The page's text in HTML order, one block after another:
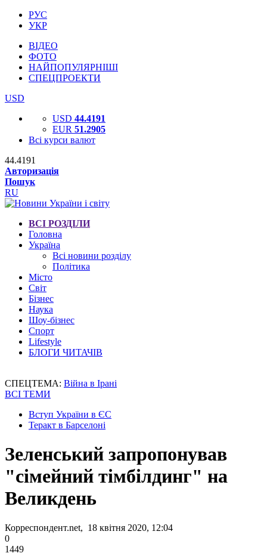
РУС
УКР
ВІДЕО
ФОТО
НАЙПОПУЛЯРНІШІ
СПЕЦПРОЕКТИ
USD
USD 44.4191
EUR 51.2905
Всі курси валют
44.4191
Авторизація
Пошук
RU
ВСІ РОЗДІЛИ
Головна
Україна
Всі новини розділу
Політика
Місто
Світ
Бізнес
Наука
Шоу-бізнес
Спорт
Lifestyle
БЛОГИ ЧИТАЧІВ
СПЕЦТЕМА: Війна в Ірані
ВСІ ТЕМИ
Вступ України в ЄС
Теракт в Барселоні
Зеленський запропонував
"сімейний тімбілдинг" на
Великдень
Корреспондент.net, 18 квітня 2020, 12:04
0
1449